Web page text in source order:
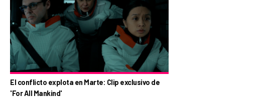
El conflicto explota en Marte: Clip exclusivo de
'For All Mankind'